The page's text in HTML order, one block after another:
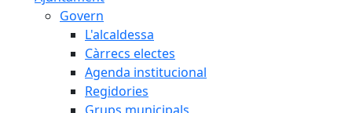
Govern
L'alcaldessa
Càrrecs electes
Agenda institucional
Regidories